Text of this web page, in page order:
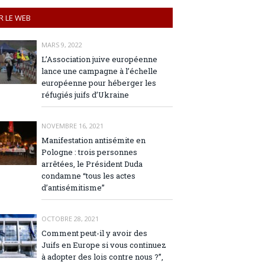
LE WEB
MARS 9, 2022
L’Association juive européenne
lance une campagne à l’échelle
européenne pour héberger les
réfugiés juifs d’Ukraine
NOVEMBRE 16, 2021
Manifestation antisémite en
Pologne : trois personnes
arrêtées, le Président Duda
condamne “tous les actes
d’antisémitisme”
OCTOBRE 28, 2021
Comment peut-il y avoir des
Juifs en Europe si vous continuez
à adopter des lois contre nous ?”,